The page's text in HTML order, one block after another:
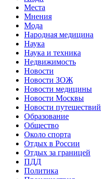
Места
Мнения
Мода
Народная медицина
Наука
Наука и техника
Недвижимость
Новости
Новости ЗОЖ
Новости медицины
Новости Москвы
Новости путешествий
Образование
Общество
Около спорта
Отдых в России
Отдых за границей
ПДД
Политика